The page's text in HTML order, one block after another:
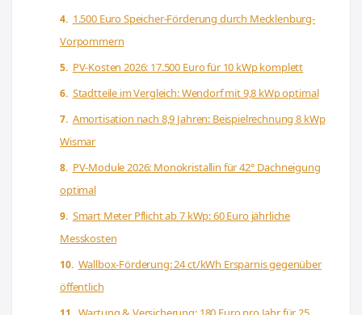
1.500 Euro Speicher-Förderung durch Mecklenburg-
Vorpommern
PV-Kosten 2026: 17.500 Euro für 10 kWp komplett
Stadtteile im Vergleich: Wendorf mit 9,8 kWp optimal
Amortisation nach 8,9 Jahren: Beispielrechnung 8 kWp
Wismar
PV-Module 2026: Monokristallin für 42° Dachneigung
optimal
Smart Meter Pflicht ab 7 kWp: 60 Euro jährliche
Messkosten
Wallbox-Förderung: 24 ct/kWh Ersparnis gegenüber
öffentlich